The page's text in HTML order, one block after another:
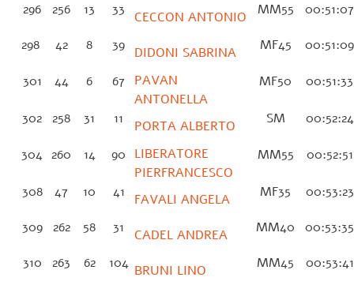
296 256 13 33 CECCON ANTONIO MM55
298 42 8 39 DIDONI SABRINA MF45
301 44 6 67
PAVAN
ANTONELLA
MF50
302 258 31 11 PORTA ALBERTO SM
304 260 14 90 LIBERATORE
PIERFRANCESCO
MM55
308 47 10 41 FAVALI ANGELA MF35
309 262 58 31 CADEL ANDREA MM40
310 263 62 104 BRUNI LINO MM45